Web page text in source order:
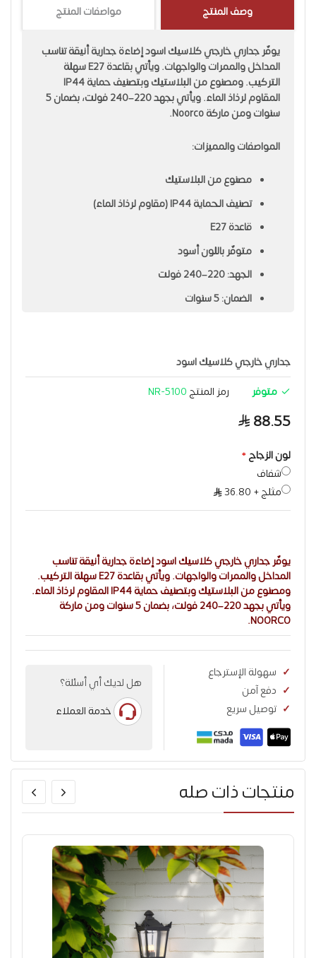
وصف المنتج
مواصفات المنتج
يوفّر جداري خارجي كلاسيك اسود إضاءة جدارية أنيقة تناسب
المداخل والممرات والواجهات. ويأتي بقاعدة E27 سهلة
التركيب. ومصنوع من البلاستيك وبتصنيف حماية IP44
المقاوم لرذاذ الماء. ويأتي بجهد 220–240 فولت، بضمان 5
سنوات ومن ماركة Noorco.
المواصفات والمميزات:
مصنوع من البلاستيك
تصنيف الحماية IP44 (مقاوم لرذاذ الماء)
قاعدة E27
متوفّر باللون أسود
الجهد: 220–240 فولت
الضمان: 5 سنوات
جداري خارجي كلاسيك اسود
متوفر
رمز المنتج NR-5100
88.55
لون الزجاح
شفاف
مثلج+
36.80
يوفّر جداري خارجي كلاسيك اسود إضاءة جدارية أنيقة تناسب
المداخل والممرات والواجهات. ويأتي بقاعدة E27 سهلة التركيب.
ومصنوع من البلاستيك وبتصنيف حماية IP44 المقاوم لرذاذ الماء.
ويأتي بجهد 220–240 فولت، بضمان 5 سنوات ومن ماركة
NOORCO.
سهولة الإسترجاع
دفع آمن
توصيل سريع
هل لديك أي أسئلة؟
خدمة العملاء
منتجات ذات صله